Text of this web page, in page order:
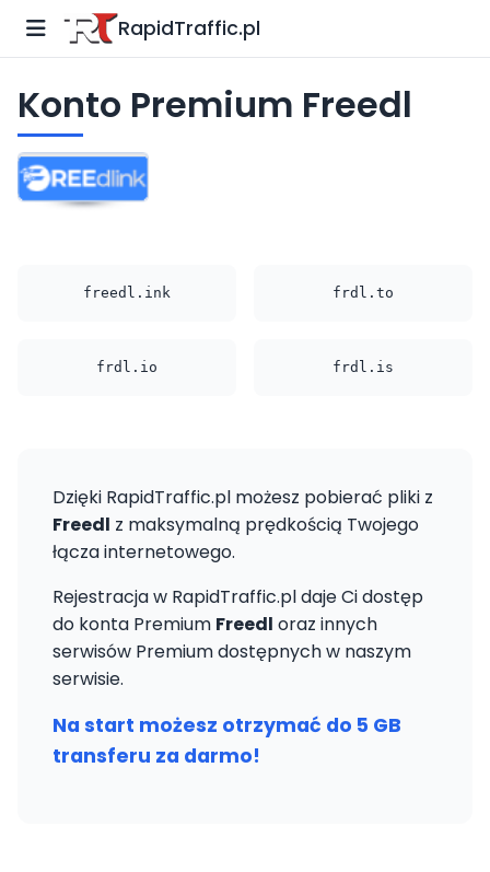
RapidTraffic.pl
Konto Premium Freedl
freedl.ink frdl.to
frdl.io frdl.is
Dzięki RapidTraffic.pl możesz pobierać pliki z
Freedl z maksymalną prędkością Twojego
łącza internetowego.
Rejestracja w RapidTraffic.pl daje Ci dostęp
do konta Premium Freedl oraz innych
serwisów Premium dostępnych w naszym
serwisie.
Na start możesz otrzymać do 5 GB
transferu za darmo!